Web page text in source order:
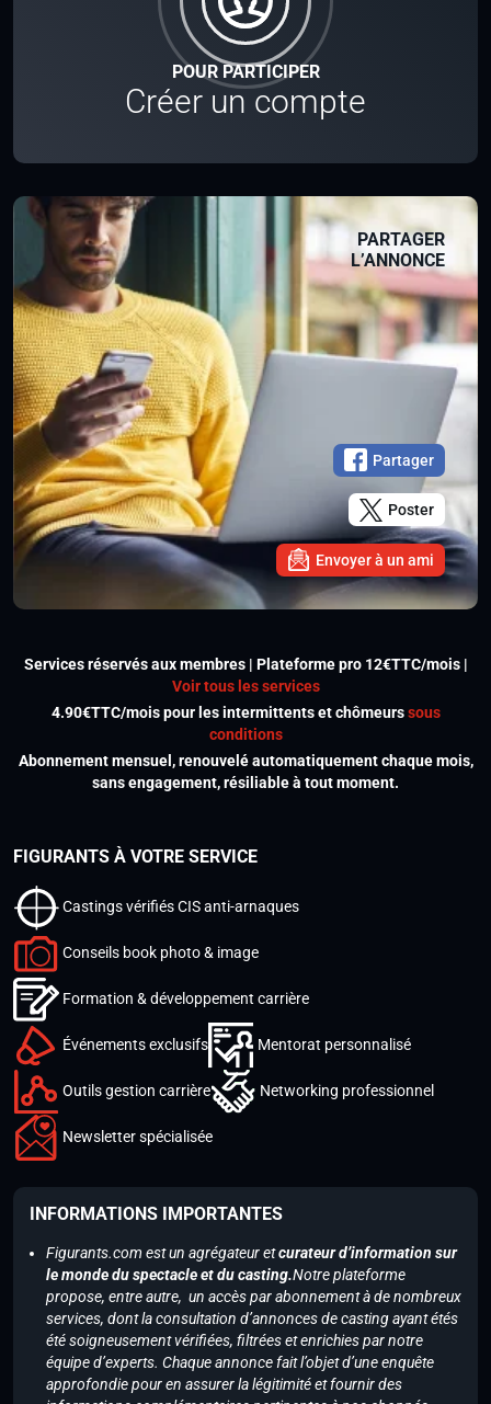
POUR PARTICIPER
Créer un compte
PARTAGER
L’ANNONCE
Partager
Poster
Envoyer à un ami
Services réservés aux membres | Plateforme pro 12€TTC/mois |
Voir tous les services
4.90€TTC/mois pour les intermittents et chômeurssous
conditions
Abonnement mensuel, renouvelé automatiquement chaque mois,
sans engagement, résiliable à tout moment.
FIGURANTS À VOTRE SERVICE
Castings vérifiés CIS anti-arnaques
Conseils book photo & image
Formation & développement carrière
Événements exclusifs Mentorat personnalisé
Outils gestion carrière Networking professionnel
Newsletter spécialisée
INFORMATIONS IMPORTANTES
Figurants.com est un agrégateur etcurateur d’information sur
le monde du spectacle et du casting.Notre plateforme
propose, entre autre, un accès par abonnement à de nombreux
services, dont la consultation d’annonces de casting ayant étés
été soigneusement vérifiées, filtrées et enrichies par notre
équipe d’experts. Chaque annonce fait l’objet d’une enquête
approfondie pour en assurer la légitimité et fournir des